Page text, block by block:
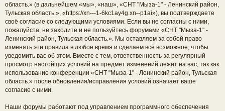
область.» (в дальнейшем «мы», «наш», «СНТ "Мыза-1" - Ленинский район,
Тульская область.», «https://xn---1-6kc1ay4g.xn--p1ai»), вы подтверждаете
своё согласие со следующими условиями. Если вы не согласны с ними,
пожалуйста, не заходите и не пользуйтесь форумами «СНТ "Мыза-1" -
Ленинский район, Тульская область.». Мы оставляем за собой право
изменять эти правила в любое время и сделаем всё возможное, чтобы
уведомить вас об этом. Вместе с тем, ответственность за регулярный
просмотр настойщих условий на предмет изменений лежит на вас, так как
использование конференции «СНТ "Мыза-1" - Ленинский район, Тульская
область.» после обновления/исправления условий означает ваше
согласие с ними.
Наши форумы работают под управлением программного обеспечения